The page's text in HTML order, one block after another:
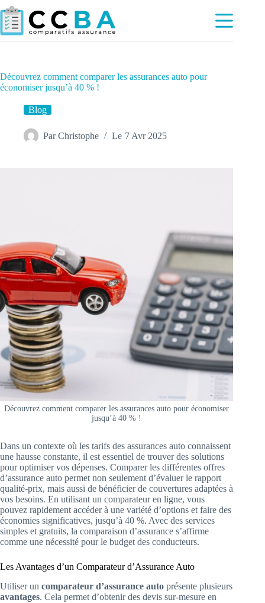
Passer
au
contenu
Découvrez comment comparer les assurances auto pour
économiser jusqu’à 40 % !
Blog
Par Christophe Le 7 Avr 2025
Découvrez comment comparer les assurances auto pour économiser
jusqu’à 40 % !
Dans un contexte où les tarifs des assurances auto connaissent
une hausse constante, il est essentiel de trouver des solutions
pour optimiser vos dépenses. Comparer les différentes offres
d’assurance auto permet non seulement d’évaluer le rapport
qualité-prix, mais aussi de bénéficier de couvertures adaptées à
vos besoins. En utilisant un comparateur en ligne, vous
pouvez rapidement accéder à une variété d’options et faire des
économies significatives, jusqu’à 40 %. Avec des services
simples et gratuits, la comparaison d’assurance s’affirme
comme une nécessité pour le budget des conducteurs.
Les Avantages d’un Comparateur d’Assurance Auto
Utiliser un comparateur d’assurance auto présente plusieurs
avantages. Cela permet d’obtenir des devis sur-mesure en